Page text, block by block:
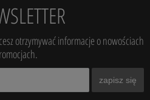
otrzymywać informacje o nowościach
zapisz się